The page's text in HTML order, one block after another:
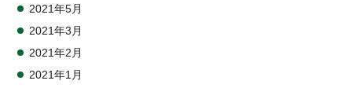
2021年5月
2021年3月
2021年2月
2021年1月